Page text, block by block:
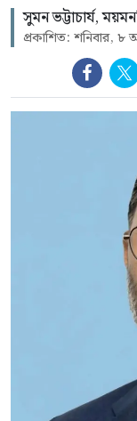
সুমন ভট্টাচার্য,
প্রকাশিত: শনিবার,